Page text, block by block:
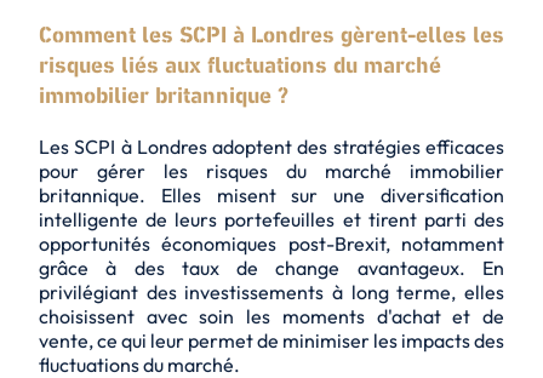
Comment les SCPI à Londres gèrent-elles les
risques liés aux fluctuations du marché
immobilier britannique ?
Les SCPI à Londres adoptent des stratégies efficaces
pour gérer les risques du marché immobilier
britannique. Elles misent sur une diversification
intelligente de leurs portefeuilles et tirent parti des
opportunités économiques post-Brexit, notamment
grâce à des taux de change avantageux. En
privilégiant des investissements à long terme, elles
choisissent avec soin les moments d'achat et de
vente, ce qui leur permet de minimiser les impacts des
fluctuations du marché.